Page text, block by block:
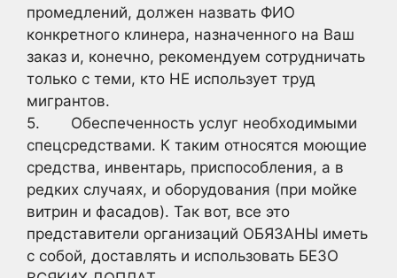
промедлений, должен назвать ФИО
конкретного клинера, назначенного на Ваш
заказ и, конечно, рекомендуем сотрудничать
только с теми, кто НЕ использует труд
мигрантов.
5. Обеспеченность услуг необходимыми
спецсредствами. К таким относятся моющие
средства, инвентарь, приспособления, а в
редких случаях, и оборудования (при мойке
витрин и фасадов). Так вот, все это
представители организаций ОБЯЗАНЫ иметь
с собой, доставлять и использовать БЕЗО